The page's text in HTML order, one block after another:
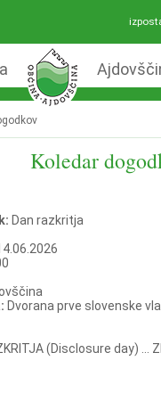
Koledar
Dan razkritja
Dvorana prve slovenske
(Disclosure day) ...